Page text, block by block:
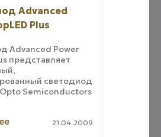
Advanced
Plus
Advanced Power
представляет
светодиод
Semiconductors
освещения.
21.04.2009